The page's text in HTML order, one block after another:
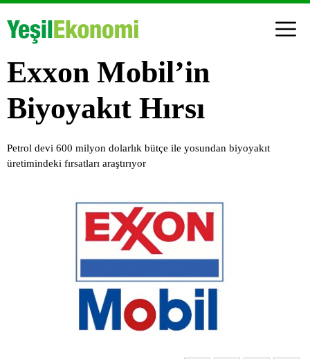
Exxon Mobil’in
Biyoyakıt Hırsı
Petrol devi 600 milyon dolarlık bütçe ile yosundan biyoyakıt
üretimindeki fırsatları araştırıyor